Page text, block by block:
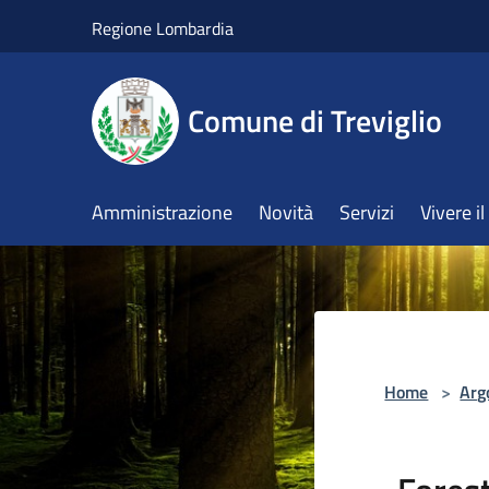
Regione Lombardia
Comune di Treviglio
Amministrazione Novità Servizi Vivere
Home >